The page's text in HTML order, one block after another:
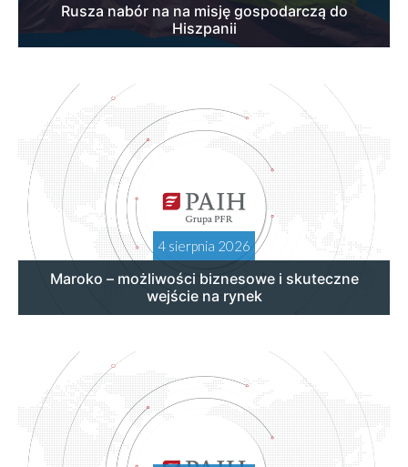
Rusza nabór na na misję gospodarczą do
Hiszpanii
4 sierpnia 2026
Maroko – możliwości biznesowe i skuteczne
wejście na rynek